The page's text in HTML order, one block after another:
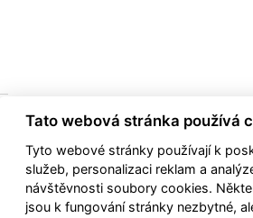
Tato webová stránka používá
Tyto webové stránky používají k
služeb, personalizaci reklam a
návštěvnosti soubory cookies.
jsou k fungování stránky nezbytné,